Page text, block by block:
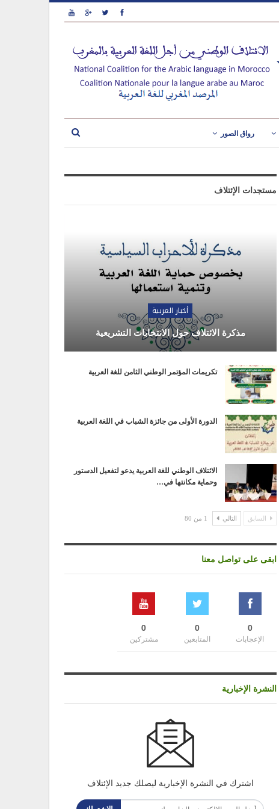
رواق الصور
مستجدات الإئتلاف
أخبار العربية
مذكرة الائتلاف حول الانتخابات التشريعية
تكريمات المؤتمر الوطني الثامن للغة العربية
الدورة الأولى من جائزة الشباب في اللغة العربية
الائتلاف الوطني للغة العربية يدعو لتفعيل الدستور
وحماية مكانتها في…
السابق التالي 1 من 80
ابقى على تواصل معنا
0
الإعجابات
0
المتابعين
0
مشتركين
النشرة الإخبارية
اشترك في النشرة الإخبارية ليصلك جديد الإئتلاف